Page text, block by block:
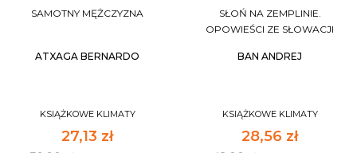
SAMOTNY MĘŻCZYZNA
ATXAGA BERNARDO
KSIĄŻKOWE KLIMATY
27,13 zł
SŁOŃ NA ZEMPLINIE.
OPOWIEŚCI ZE SŁOWACJI
BAN ANDREJ
KSIĄŻKOWE KLIMATY
28,56 zł